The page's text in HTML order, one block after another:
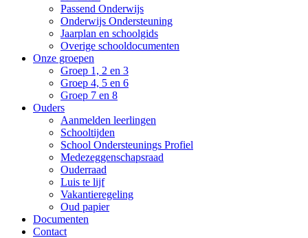
Passend Onderwijs
Onderwijs Ondersteuning
Jaarplan en schoolgids
Overige schooldocumenten
Onze groepen
Groep 1, 2 en 3
Groep 4, 5 en 6
Groep 7 en 8
Ouders
Aanmelden leerlingen
Schooltijden
School Ondersteunings Profiel
Medezeggenschapsraad
Ouderraad
Luis te lijf
Vakantieregeling
Oud papier
Documenten
Contact